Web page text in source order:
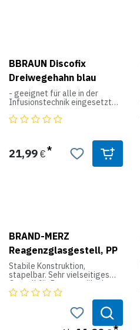
BBRAUN Discofix
Dreiwegehahn blau
- geeignet für alle in der
Infusionstechnik eingesetzten
bar
- axial und radial bewegliche
Überwurfmutter für sichere, -
21,99 €
BRAND-MERZ
Reagenzglasgestell, PP
Stabile Konstruktion,
stapelbar. Sehr vielseitiges
Gestell für Reagenzröhrchen.
Gefülltes PP, Dichte 1,2 g/cm³,
daher kein Aufschwimmen im
Wasserbad. Alphanumerisch
gekennzeichnete Stellplätze
zur eindeutigen Identifikation